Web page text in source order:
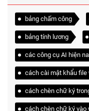
bảng chấm công
bảng tính lương
các công cụ AI hiện
cách cài mật khẩu file
cách chèn chữ ký
cách chèn chữ ký vào